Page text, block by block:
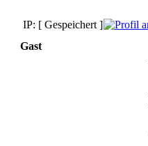
IP: [ Gespeichert ]
Gast